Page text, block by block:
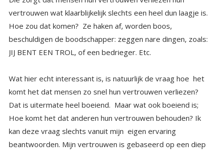
JIJ BENT EEN TROL, of een bedrieger. Etc.
Wat hier echt interessant is, is natuurlijk de vraag hoe het
komt het dat mensen zo snel hun vertrouwen verliezen?
Dat is uitermate heel boeiend. Maar wat ook boeiend is;
Hoe komt het dat anderen hun vertrouwen behouden? Ik
kan deze vraag slechts vanuit mijn eigen ervaring
beantwoorden. Mijn vertrouwen is gebaseerd op een diep
weten, niet op oppervlakte weten, op de media, of op
anderen. Mijn echte weten zit in mij en wat ik aangereikt
krijg toets ik daar. Dat helpt me om te onderscheiden wat
de moeite waard is om te vertrouwen en wat niet. Heb ik
dan nooit twijfels? Ja natuurlijk wel, maar dat is zeldzaam.
Soms reikt iemand die ik hoog acht iets aan waardoor ik ga
twijfelen, maar even stilstaan en de vraag vanbinnen